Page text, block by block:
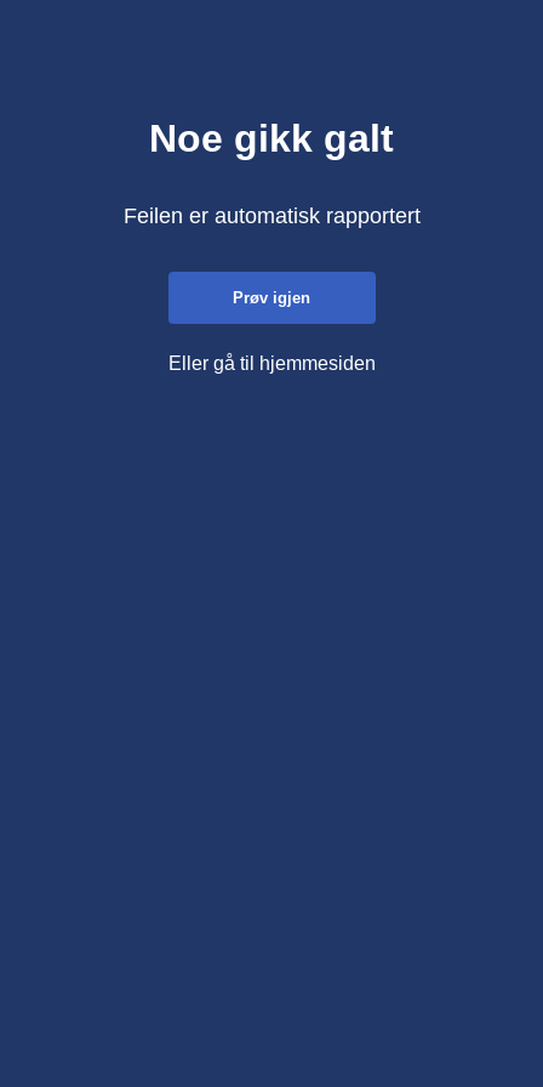
Noe gikk galt
Feilen er automatisk rapportert
Prøv igjen
Eller gå til hjemmesiden